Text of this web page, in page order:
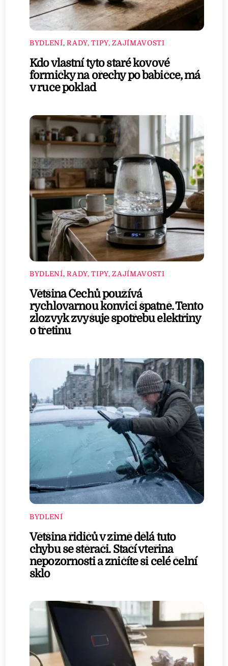
BYDLENÍ,RADY, TIPY, ZAJÍMAVOSTI
Kdo vlastní tyto staré kovové
formičky na ořechy po babičce, má
v ruce poklad
BYDLENÍ,RADY, TIPY, ZAJÍMAVOSTI
Většina Čechů používá
rychlovarnou konvici špatně. Tento
zlozvyk zvyšuje spotřebu elektřiny
o třetinu
BYDLENÍ
Většina řidičů v zimě dělá tuto
chybu se stěrači. Stačí vteřina
nepozornosti a zničíte si celé čelní
sklo